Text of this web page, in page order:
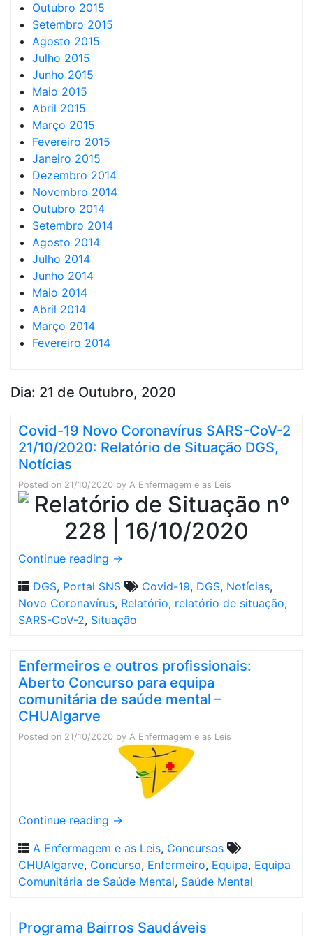
Outubro 2015
Setembro 2015
Agosto 2015
Julho 2015
Junho 2015
Maio 2015
Abril 2015
Março 2015
Fevereiro 2015
Janeiro 2015
Dezembro 2014
Novembro 2014
Outubro 2014
Setembro 2014
Agosto 2014
Julho 2014
Junho 2014
Maio 2014
Abril 2014
Março 2014
Fevereiro 2014
Dia: 21 de Outubro, 2020
Covid-19 Novo Coronavírus SARS-CoV-2
21/10/2020: Relatório de Situação DGS,
Notícias
Posted on 21/10/2020 by A Enfermagem e as Leis
Continue reading →
DGS, Portal SNS Covid-19, DGS, Notícias,
Novo Coronavírus, Relatório, relatório de situação,
SARS-CoV-2, Situação
Enfermeiros e outros profissionais:
Aberto Concurso para equipa
comunitária de saúde mental –
CHUAlgarve
Posted on 21/10/2020 by A Enfermagem e as Leis
Continue reading →
A Enfermagem e as Leis, Concursos
CHUAlgarve, Concurso, Enfermeiro, Equipa, Equipa
Comunitária de Saúde Mental, Saúde Mental
Programa Bairros Saudáveis